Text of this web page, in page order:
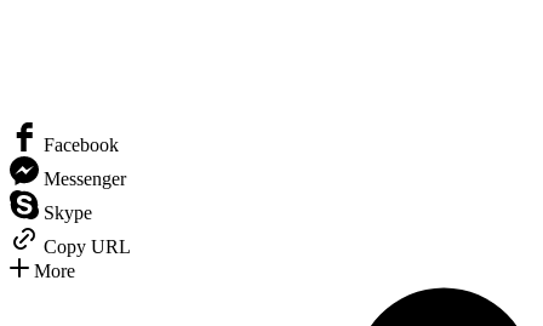
Facebook
Messenger
Skype
Copy URL
More